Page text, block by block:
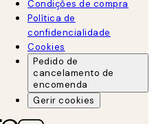
Condições de compra
Política de
confidencialidade
Cookies
Pedido de
cancelamento de
encomenda
Gerir cookies